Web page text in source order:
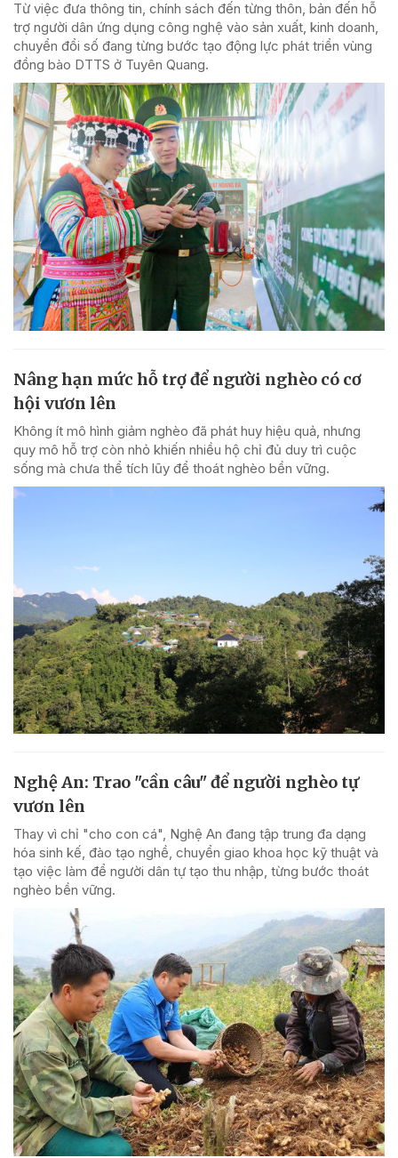
Từ việc đưa thông tin, chính sách đến từng thôn, bản đến hỗ
trợ người dân ứng dụng công nghệ vào sản xuất, kinh doanh,
chuyển đổi số đang từng bước tạo động lực phát triển vùng
đồng bào DTTS ở Tuyên Quang.
Nâng hạn mức hỗ trợ để người nghèo có cơ
hội vươn lên
Không ít mô hình giảm nghèo đã phát huy hiệu quả, nhưng
quy mô hỗ trợ còn nhỏ khiến nhiều hộ chỉ đủ duy trì cuộc
sống mà chưa thể tích lũy để thoát nghèo bền vững.
Nghệ An: Trao "cần câu" để người nghèo tự
vươn lên
Thay vì chỉ "cho con cá", Nghệ An đang tập trung đa dạng
hóa sinh kế, đào tạo nghề, chuyển giao khoa học kỹ thuật và
tạo việc làm để người dân tự tạo thu nhập, từng bước thoát
nghèo bền vững.